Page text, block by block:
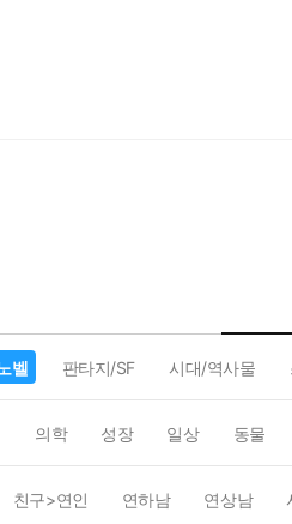
벨 판타지/SF 시대/역사물
의학 성장 일상 동물
친구>연인 연하남 연상남